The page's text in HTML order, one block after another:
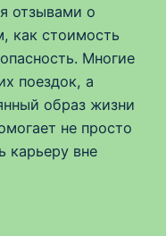
отзывами о
как стоимость
Многие
поездок, а
образ жизни
не просто
карьеру вне